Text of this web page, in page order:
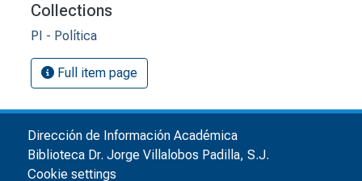
Collections
PI - Política
Full item page
Dirección de Información Académica
Biblioteca Dr. Jorge Villalobos Padilla, S.J.
Cookie settings